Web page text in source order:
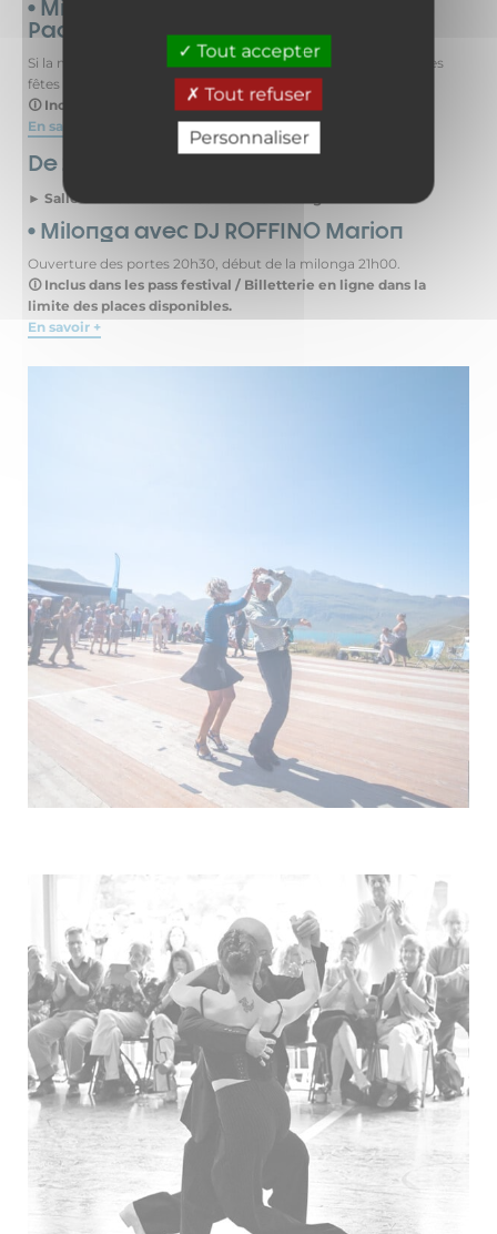
Tout accepter
Tout refuser
Personnaliser
• Milonga de Las Nubes avec DJ PIA
Paola
Si la météo est mauvaise, la Milonga sera déplacée à la salle des
fêtes de Val Cenis Lanslebourg.
🛈 Inclus dans les pass festival / Billetterie en ligne.
En savoir +
De 21h00 à 01h00
► Salle des fêtes de Val Cenis Lanslebourg
• Milonga avec DJ ROFFINO Marion
Ouverture des portes 20h30, début de la milonga 21h00.
🛈 Inclus dans les pass festival / Billetterie en ligne dans la
limite des places disponibles.
En savoir +